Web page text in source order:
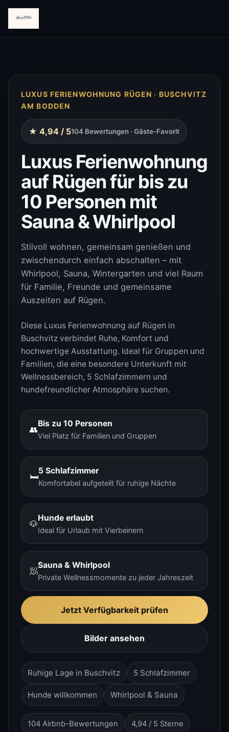
LUXUS FERIENWOHNUNG RÜGEN · BUSCHVITZ
AM BODDEN
★ 4,94 / 5104 Bewertungen · Gäste-Favorit
Luxus Ferienwohnung
auf Rügen für bis zu
10 Personen mit
Sauna & Whirlpool
Stilvoll wohnen, gemeinsam genießen und
zwischendurch einfach abschalten – mit
Whirlpool, Sauna, Wintergarten und viel Raum
für Familie, Freunde und gemeinsame
Auszeiten auf Rügen.
Diese Luxus Ferienwohnung auf Rügen in
Buschvitz verbindet Ruhe, Komfort und
hochwertige Ausstattung. Ideal für Gruppen und
Familien, die eine besondere Unterkunft mit
Wellnessbereich, 5 Schlafzimmern und
hundefreundlicher Atmosphäre suchen.
👥
Bis zu 10 Personen
Viel Platz für Familien und Gruppen
🛏️
5 Schlafzimmer
Komfortabel aufgeteilt für ruhige Nächte
🐶
Hunde erlaubt
Ideal für Urlaub mit Vierbeinern
🧖
Sauna & Whirlpool
Private Wellnessmomente zu jeder Jahreszeit
Jetzt Verfügbarkeit prüfen
Bilder ansehen
Ruhige Lage in Buschvitz 5 Schlafzimmer
Hunde willkommen Whirlpool & Sauna
104 Airbnb-Bewertungen 4,94 / 5 Sterne